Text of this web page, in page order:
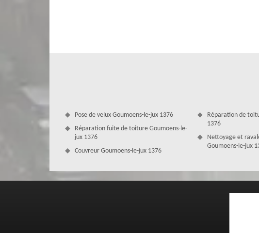
Obtenez un devis nettoyage et pose de
Pose de velux Goumoens-le-jux 1376
Réparation fuite de toiture Goumoens-le-
jux 1376
Couvreur Goumoens-le-jux 1376
Réparation de
1376
Nettoyage et
Goumoens-le-jux